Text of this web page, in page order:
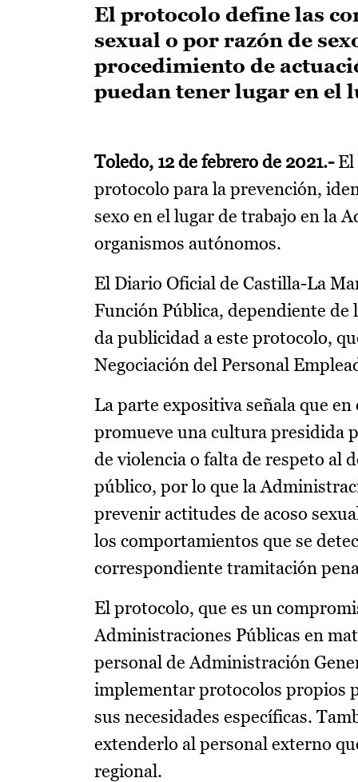
El protocolo define las
sexual o por razón de
procedimiento de
puedan tener lugar en el
Toledo, 12 de febrero de 2021.-El
protocolo para la prevención,
sexo en el lugar de trabajo en la
organismos autónomos.
El Diario Oficial de Castilla-La
Función Pública, dependiente de
da publicidad a este protocolo,
Negociación del Personal
La parte expositiva señala que
promueve una cultura presidida
de violencia o falta de respeto al
público, por lo que la
prevenir actitudes de acoso
los comportamientos que se
correspondiente tramitación
El protocolo, que es un
Administraciones Públicas en
personal de Administración
implementar protocolos propios
sus necesidades específicas.
extenderlo al personal externo
regional.